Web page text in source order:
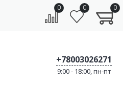
0 0 0
+78003026271
9:00 - 18:00, пн-пт